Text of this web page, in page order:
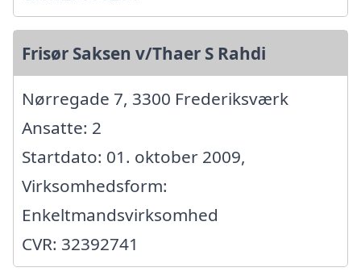
Frisør Saksen v/Thaer S Rahdi
Nørregade 7, 3300 Frederiksværk
Ansatte: 2
Startdato: 01. oktober 2009,
Virksomhedsform:
Enkeltmandsvirksomhed
CVR: 32392741